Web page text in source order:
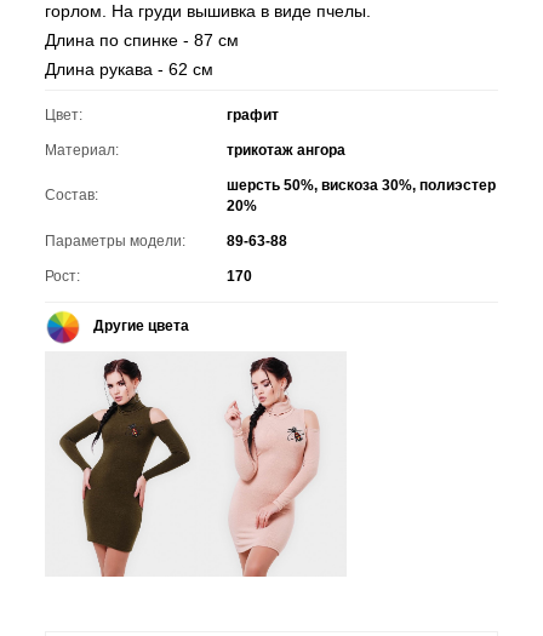
горлом. На груди вышивка в виде пчелы.
Длина по спинке - 87 см
Длина рукава - 62 см
Цвет: графит
Материал: трикотаж ангора
Состав:
шерсть 50%, вискоза 30%, полиэстер
20%
Параметры модели: 89-63-88
Рост: 170
Другие цвета